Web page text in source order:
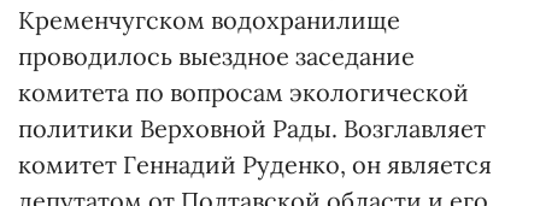
Кременчугском водохранилище
проводилось выездное заседание
комитета по вопросам экологической
политики Верховной Рады. Возглавляет
комитет Геннадий Руденко, он является